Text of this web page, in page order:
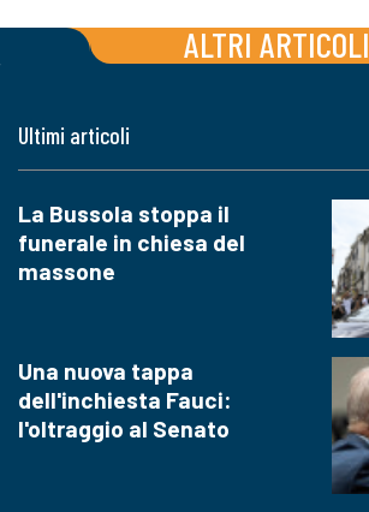
ALTRI ARTICOLI
Ultimi articoli
La Bussola stoppa il
funerale in chiesa del
massone
Una nuova tappa
dell'inchiesta Fauci:
l'oltraggio al Senato